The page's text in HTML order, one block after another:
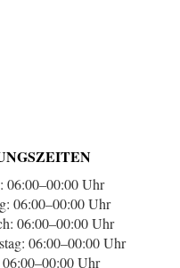
06:00–00:00 Uhr
06:00–00:00 Uhr
06:00–00:00 Uhr
06:00–00:00 Uhr
Uhr